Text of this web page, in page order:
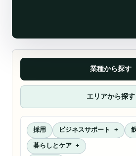
業種から探す
エリアから探す
採用 ビジネスサポート
暮らしとケア